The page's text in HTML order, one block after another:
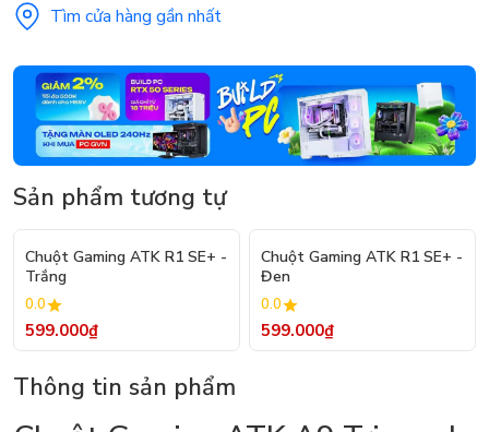
Tìm cửa hàng gần nhất
Sản phẩm tương tự
Chuột Gaming ATK R1 SE+ -
Trắng
0.0
599.000₫
Chuột Gaming ATK R1 SE+ -
Đen
0.0
599.000₫
Thông tin sản phẩm